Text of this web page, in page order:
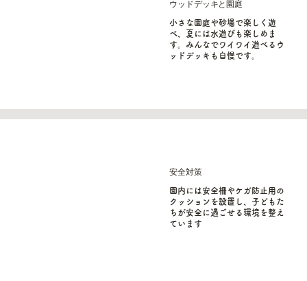
小さな園庭や砂場で楽しく遊
べ、夏には水遊びも楽しめま
す。みんなでワイワイ遊べるウ
ッドデッキも自慢です。
ウッドデッキと園庭
園内には安全柵やケガ防止用の
クッションを設置し、子どもた
ちが安全に過ごせる環境を整え
ています
​安全対策